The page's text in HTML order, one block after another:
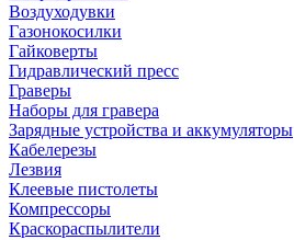
Воздуходувки
Газонокосилки
Гайковерты
Гидравлический пресс
Граверы
Наборы для гравера
Зарядные устройства и аккумуляторы
Кабелерезы
Лезвия
Клеевые пистолеты
Компрессоры
Краскораспылители